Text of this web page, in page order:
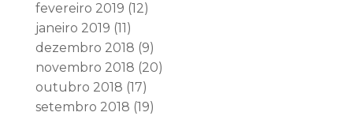
fevereiro 2019 (12)
janeiro 2019 (11)
dezembro 2018 (9)
novembro 2018 (20)
outubro 2018 (17)
setembro 2018 (19)